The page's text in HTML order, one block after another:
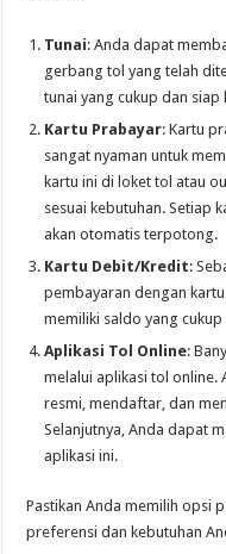
Tunai: Anda dapat
gerbang tol yang telah
tunai yang cukup dan
Kartu Prabayar: Kartu
sangat nyaman untuk
kartu ini di loket tol atau
sesuai kebutuhan. Setiap
akan otomatis terpotong.
Kartu Debit/Kredit:
pembayaran dengan
memiliki saldo yang
Aplikasi Tol Online:
melalui aplikasi tol online.
resmi, mendaftar, dan
Selanjutnya, Anda dapat
aplikasi ini.
Pastikan Anda memilih opsi
preferensi dan kebutuhan